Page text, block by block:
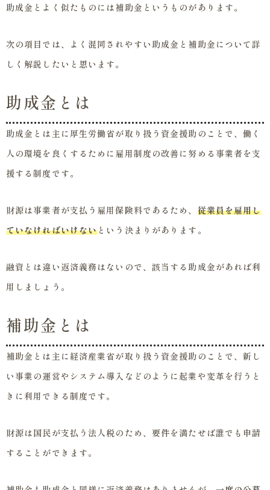
助成金とよく似たものには補助金というものがあります。
次の項目では、よく混同されやすい助成金と補助金について詳
しく解説したいと思います。
助成金とは
助成金とは主に厚生労働省が取り扱う資金援助のことで、働く
人の環境を良くするために雇用制度の改善に努める事業者を支
援する制度です。
財源は事業者が支払う雇用保険料であるため、 従業員を雇用し
ていなければいけない という決まりがあります。
融資とは違い返済義務はないので、該当する助成金があれば利
用しましょう。
補助金とは
補助金とは主に経済産業省が取り扱う資金援助のことで、新し
い事業の運営やシステム導入などのように起業や変革を行うと
きに利用できる制度です。
財源は国民が支払う法人税のため、要件を満たせば誰でも申請
することができます。